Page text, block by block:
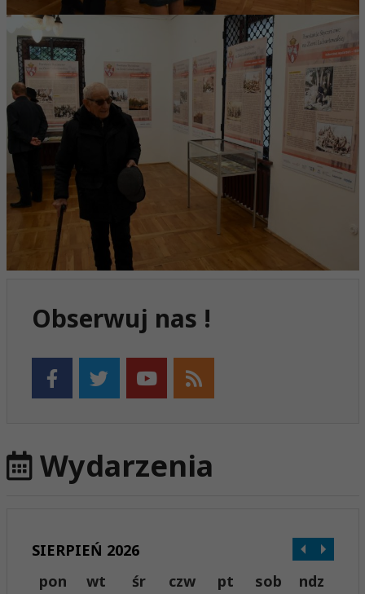
Obserwuj nas !
Wydarzenia
SIERPIEŃ 2026
pon
wt śr czw pt sob ndz